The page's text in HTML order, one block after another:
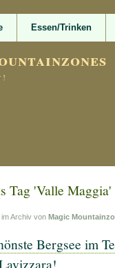
Essen/Trinken
!
Tag 'Valle Maggia'
Archiv von Magic
Bergsee im